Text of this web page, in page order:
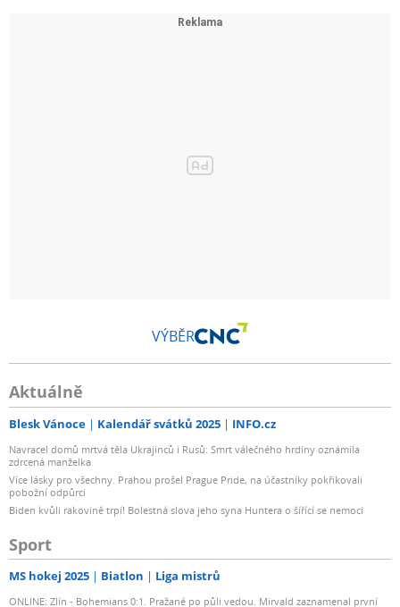
VÝBĚR
Aktuálně
Blesk Vánoce Kalendář svátků 2025 INFO.cz
Navracel domů mrtvá těla Ukrajinců i Rusů: Smrt válečného hrdiny oznámila
zdrcená manželka
Více lásky pro všechny. Prahou prošel Prague Pride, na účastníky pokřikovali
pobožní odpůrci
Biden kvůli rakovině trpí! Bolestná slova jeho syna Huntera o šířící se nemoci
Sport
MS hokej 2025 Biatlon Liga mistrů
ONLINE: Zlín - Bohemians 0:1. Pražané po půli vedou. Mirvald zaznamenal první